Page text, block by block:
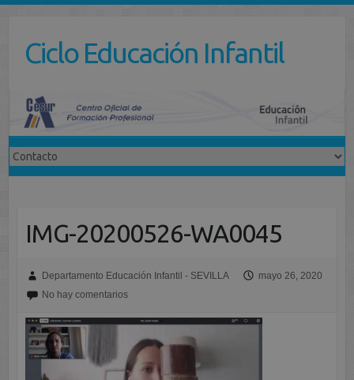
contenidoCiclo Educación Infantil
IMG-20200526-WA0045
Departamento Educación Infantil - SEVILLA
mayo 26, 2020
No hay comentarios